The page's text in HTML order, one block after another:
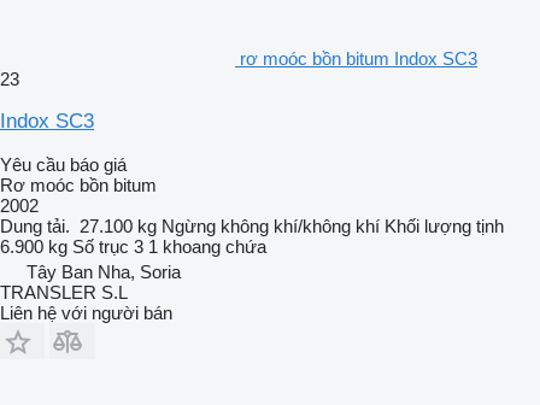
rơ moóc bồn bitum Indox SC3
23
Indox SC3
Yêu cầu báo giá
Rơ moóc bồn bitum
2002
Dung tải. 27.100 kg Ngừng không khí/không khí Khối lượng tịnh
6.900 kg Số trục 3 1 khoang chứa
Tây Ban Nha, Soria
TRANSLER S.L
Liên hệ với người bán